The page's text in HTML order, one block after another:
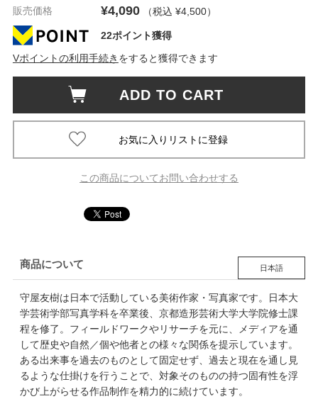
販売価格 ¥4,090 （税込 ¥4,500）
22ポイント獲得
Vポイントの利用手続き をすると獲得できます
ADD TO CART
この商品についてお問い合わせする
商品について 日本語
守屋友樹は日本で活動している美術作家・写真家です。日本大
学芸術学部写真学科を卒業後、京都造形芸術大学大学院修士課
程を修了。フィールドワークやリサーチを元に、メディアを通
して歴史や自然／個や他者との様々な関係を提示しています。
ある出来事を過去のものとして固定せず、過去と現在を通し見
るような仕掛けを行うことで、対象そのものの持つ固有性を浮
かび上がらせる作品制作を精力的に続けています。